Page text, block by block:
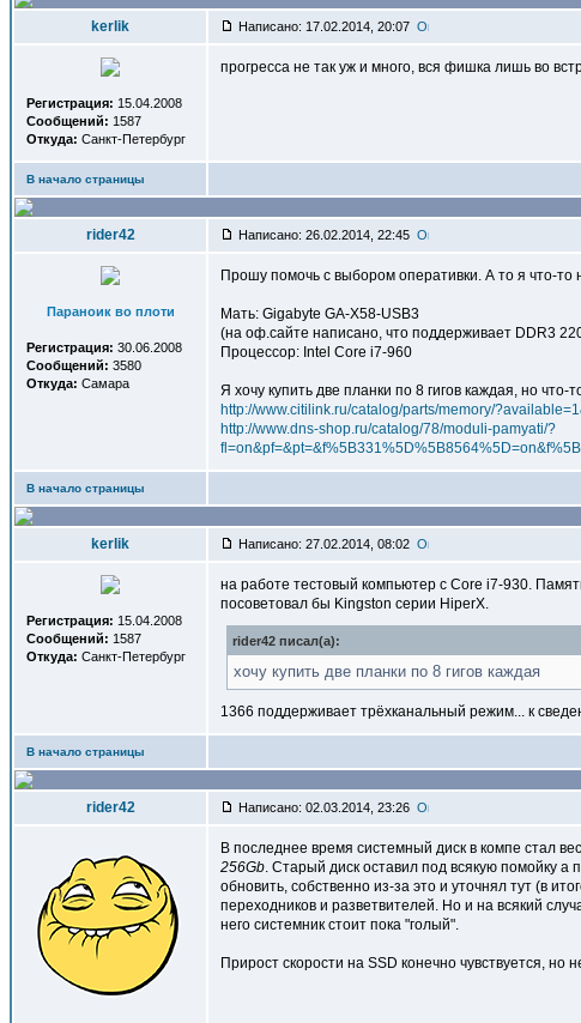
kerlik Написано: 17.02.2014, 20:07
Регистрация: 15.04.2008
Сообщений: 1587
Откуда: Санкт-Петербург
прогресса не так уж и много, вся фишка лишь во
В начало страницы
rider42 Написано: 26.02.2014, 22:45
Параноик во плоти
Регистрация: 30.06.2008
Сообщений: 3580
Откуда: Самара
Прошу помочь с выбором оперативки. А то я что-то
Мать: Gigabyte GA-X58-USB3
(на оф.сайте написано, что поддерживает DDR3
Процессор: Intel Core i7-960
Я хочу купить две планки по 8 гигов каждая, но
http://www.citilink.ru/catalog/parts/memory/
http://www.dns-shop.ru/catalog/78/moduli-pamyati/?
В начало страницы
kerlik Написано: 27.02.2014, 08:02
Регистрация: 15.04.2008
Сообщений: 1587
Откуда: Санкт-Петербург
на работе тестовый компьютер с Core i7-930.
посоветовал бы Kingston серии HiperX.
rider42 писал(a):
хочу купить две планки по 8 гигов каждая
1366 поддерживает трёхканальный режим... к
В начало страницы
rider42 Написано: 02.03.2014, 23:26
В последнее время системный диск в компе стал
256Gb. Старый диск оставил под всякую помойку а
обновить, собственно из-за это и уточнял тут (в
переходников и разветвителей. Но и на всякий
него системник стоит пока "голый".
Прирост скорости на SSD конечно чувствуется, но